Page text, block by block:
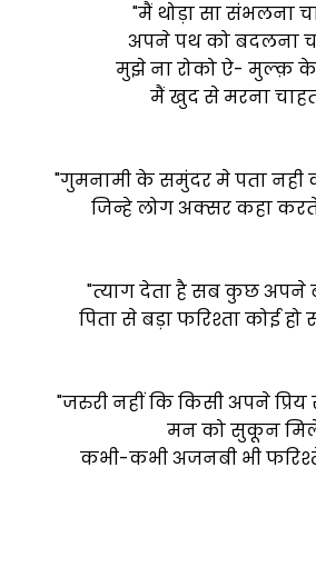
"मैं थोड़ा सा संभलना
अपने पथ को बदलना
मुझे ना रोको ऐ- मुल्क़ के
मैं खुद से मरना
"गुमनामी के समुंदर मे पता नही
जिन्हे लोग अक्सर कहा करते
"त्याग देता है सब कुछ अपने
पिता से बड़ा फरिश्ता कोई
"जरुरी नहीं कि किसी अपने
मन को सुकून
कभी-कभी अजनबी भी